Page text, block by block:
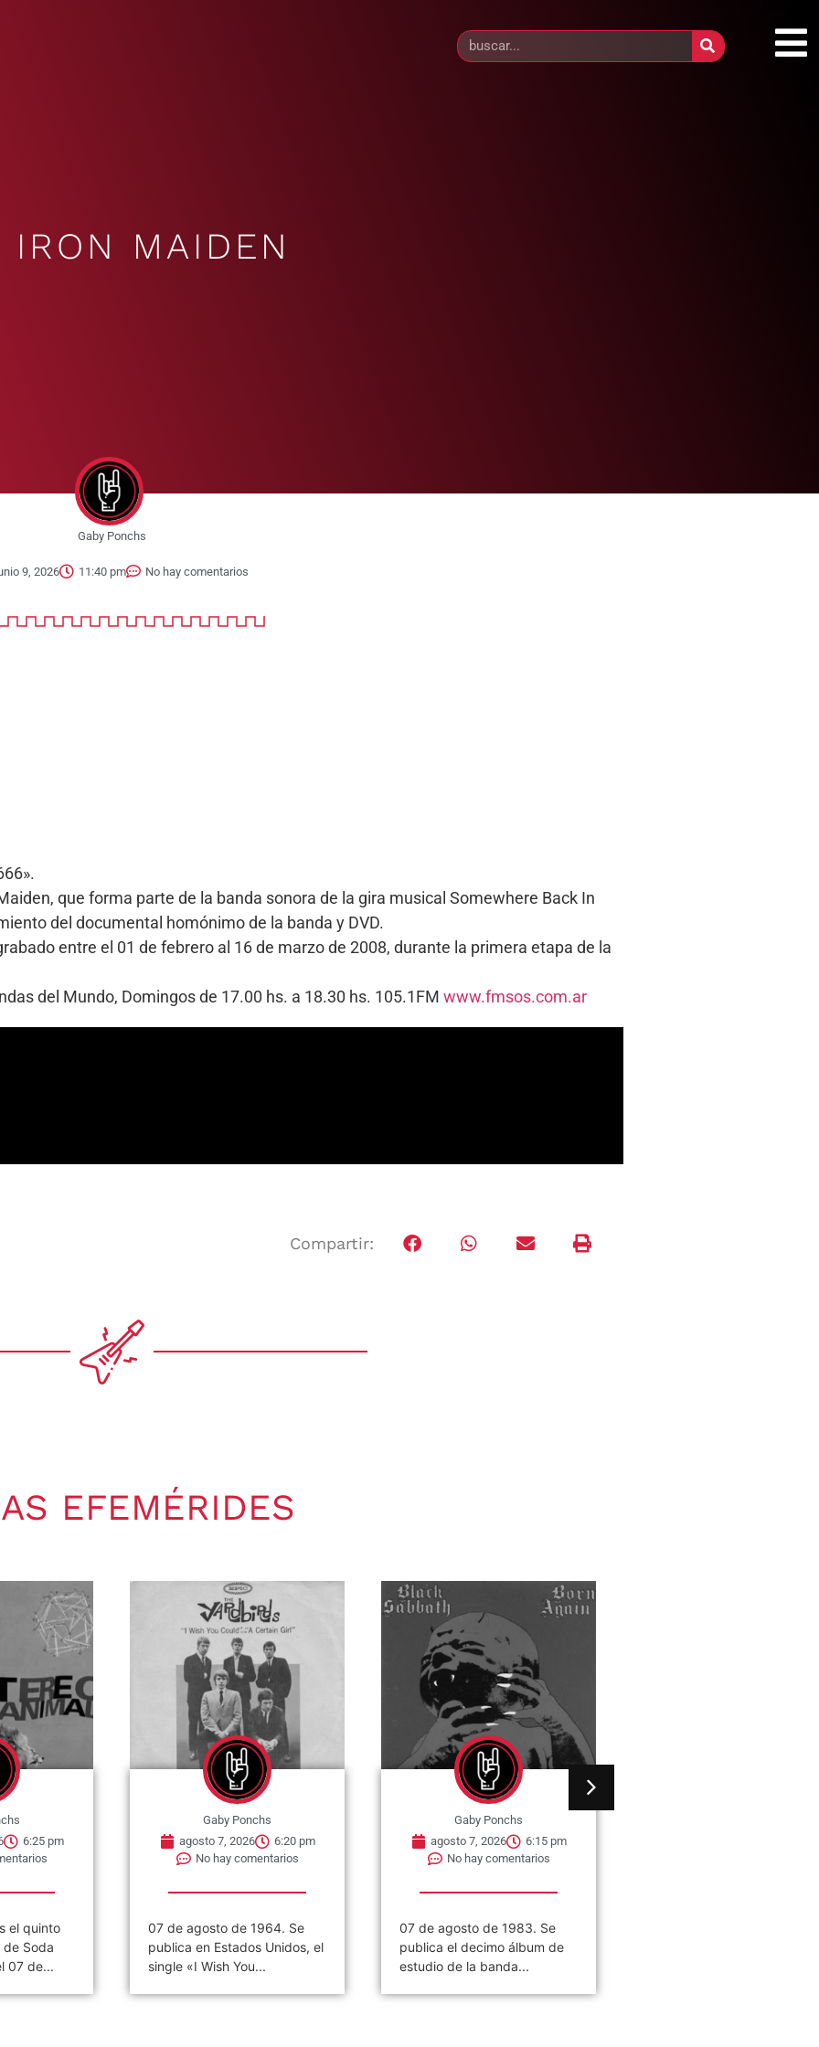
IRON MAIDEN
Gaby Ponchs
9, 2026 11:40 pm No hay comentarios
que forma parte de la banda sonora de la gira musical Somewhere Back In
del documental homónimo de la banda y DVD.
entre el 01 de febrero al 16 de marzo de 2008, durante la primera etapa de la
del Mundo, Domingos de 17.00 hs. a 18.30 hs. 105.1FM www.fmsos.com.ar
Compartir:
EFEMÉRIDES
6:20 pm
Se
Unidos, el
Gaby Ponchs
agosto 7, 2026
6:15 pm
No hay comentarios
07 de agosto de 1983. Se
publica el decimo álbum de
estudio de la banda...
Gaby Ponchs
agosto 7, 2026
6:10 pm
No hay comentarios
07 de agosto de 2020. Se
publica el álbum llamado
«Whoosh!». Es el vigésimo